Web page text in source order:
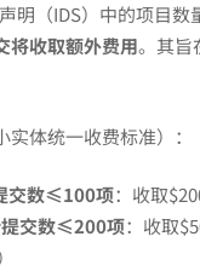
明（IDS）中的项目数
将收取额外费用。其旨
体统一收费标准）：
交数≤100项：收取
交数≤200项：收取